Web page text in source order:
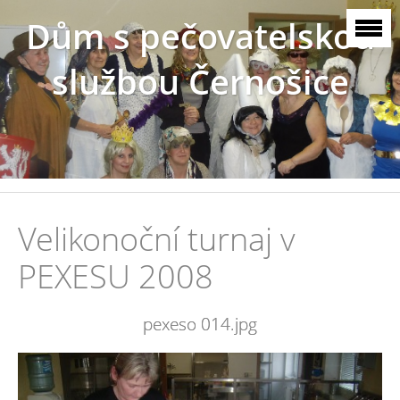
Dům s pečovatelskou
službou Černošice
Velikonoční turnaj v
PEXESU 2008
pexeso 014.jpg